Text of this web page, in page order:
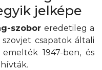
jelképe
szobor eredetileg a
csapatok általi
1947-ben, és